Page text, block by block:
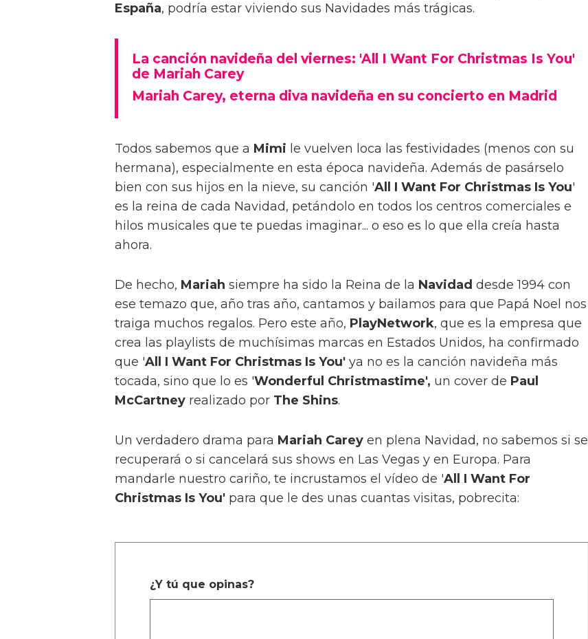
España, podría estar viviendo sus Navidades más trágicas.
La canción navideña del viernes: 'All I Want For Christmas Is You'
de Mariah Carey
Mariah Carey, eterna diva navideña en su concierto en Madrid
Todos sabemos que a Mimi le vuelven loca las festividades (menos con su
hermana), especialmente en esta época navideña. Además de pasárselo
bien con sus hijos en la nieve, su canción 'All I Want For Christmas Is You'
es la reina de cada Navidad, petándolo en todos los centros comerciales e
hilos musicales que te puedas imaginar... o eso es lo que ella creía hasta
ahora.
De hecho, Mariah siempre ha sido la Reina de la Navidad desde 1994 con
ese temazo que, año tras año, cantamos y bailamos para que Papá Noel nos
traiga muchos regalos. Pero este año, PlayNetwork, que es la empresa que
crea las playlists de muchísimas marcas en Estados Unidos, ha confirmado
que 'All I Want For Christmas Is You' ya no es la canción navideña más
tocada, sino que lo es 'Wonderful Christmastime', un cover de Paul
McCartney realizado por The Shins.
Un verdadero drama para Mariah Carey en plena Navidad, no sabemos si se
recuperará o si cancelará sus shows en Las Vegas y en Europa. Para
mandarle nuestro cariño, te incrustamos el vídeo de 'All I Want For
Christmas Is You' para que le des unas cuantas visitas, pobrecita:
¿Y tú que opinas?